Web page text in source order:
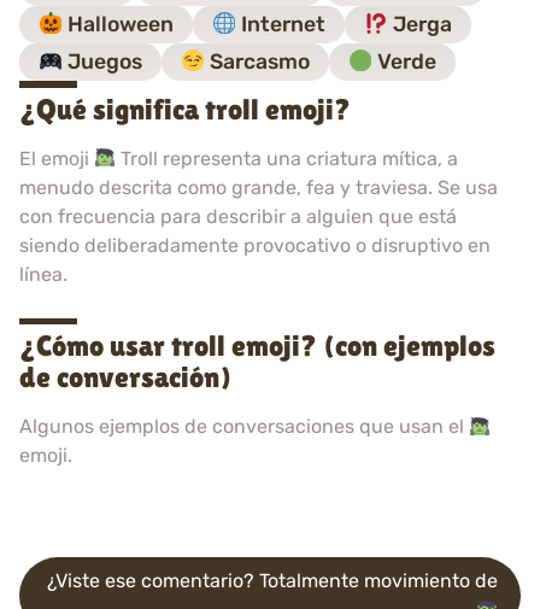
Halloween
Internet
Jerga
Juegos
Sarcasmo Verde
¿Qué significa troll emoji?
El emoji
Troll representa una criatura mítica, a
menudo descrita como grande, fea y traviesa. Se usa
con frecuencia para describir a alguien que está
siendo deliberadamente provocativo o disruptivo en
línea.
¿Cómo usar troll emoji? (con ejemplos
de conversación)
Algunos ejemplos de conversaciones que usan el
emoji.
¿Viste ese comentario? Totalmente movimiento de